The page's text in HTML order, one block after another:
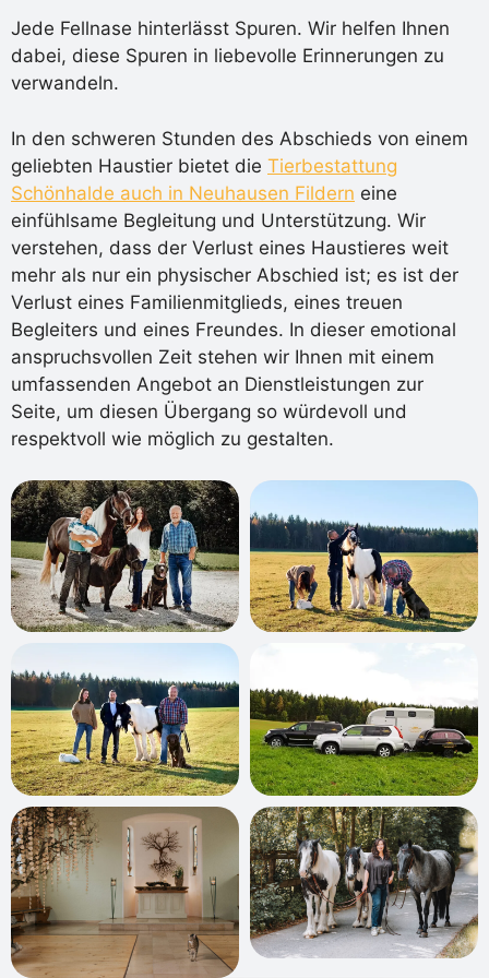
Jede Fellnase hinterlässt Spuren. Wir helfen Ihnen
dabei, diese Spuren in liebevolle Erinnerungen zu
verwandeln.
In den schweren Stunden des Abschieds von einem
geliebten Haustier bietet die Tierbestattung
Schönhalde auch in Neuhausen Fildern eine
einfühlsame Begleitung und Unterstützung. Wir
verstehen, dass der Verlust eines Haustieres weit
mehr als nur ein physischer Abschied ist; es ist der
Verlust eines Familienmitglieds, eines treuen
Begleiters und eines Freundes. In dieser emotional
anspruchsvollen Zeit stehen wir Ihnen mit einem
umfassenden Angebot an Dienstleistungen zur
Seite, um diesen Übergang so würdevoll und
respektvoll wie möglich zu gestalten.